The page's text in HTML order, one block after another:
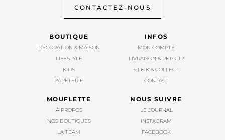
CONTACTEZ-NOUS
BOUTIQUE
DÉCORATION & MAISON
LIFESTYLE
KIDS
PAPETERIE
INFOS
MON COMPTE
LIVRAISON & RETOUR
CLICK & COLLECT
CONTACT
MOUFLETTE
À PROPOS
NOS BOUTIQUES
LA TEAM
NOUS SUIVRE
LE JOURNAL
INSTAGRAM
FACEBOOK